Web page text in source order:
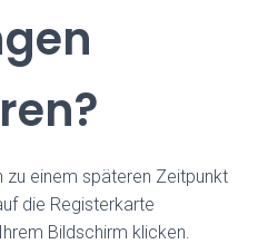
zu einem späteren Zeitpunkt
die Registerkarte
Bildschirm klicken.